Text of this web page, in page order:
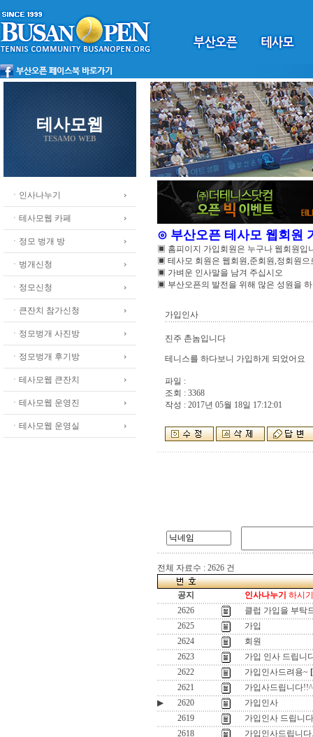
테사모웹
TESAMO WEB
ㆍ인사나누기
ㆍ테사모웹 카페
ㆍ정모 벙개 방
ㆍ벙개신청
ㆍ정모신청
ㆍ큰잔치 참가신청
ㆍ정모벙개 사진방
ㆍ정모벙개 후기방
ㆍ테사모웹 큰잔치
ㆍ테사모웹 운영진
ㆍ테사모웹 운영실
⊙ 부산오픈 테사모 웹회원
▣ 홈피이지 가입회원은 누구나 웹회원입
▣ 테사모 회원은 웹회원,준회원,정회원으
▣ 가벼운 인사말을 남겨 주십시오
▣ 부산오픈의 발전을 위해 많은 성원을
가입인사
진주 촌놈입니다
테니스를 하다보니 가입하게 되었어요
파일 :
조회 : 3368
작성 : 2017년 05월 18일 17:12:01
전체 자료수 : 2626 건
공지 인사나누기 하시
2626
클럽 가입을 부탁
2625
가입
2624
회원
2623
가입 인사 드립니
2622
가입인사드려용~
2621
가입사드립니다
▶
2620
가입인사
2619
가입인사 드립니
2618
가입인사드립니다.